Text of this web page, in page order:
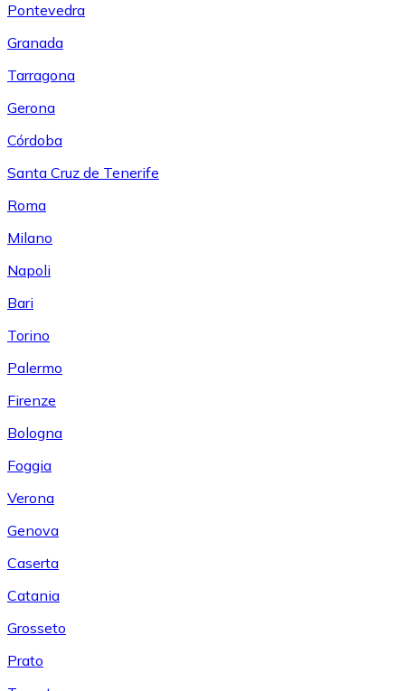
Pontevedra
Granada
Tarragona
Gerona
Córdoba
Santa Cruz de Tenerife
Roma
Milano
Napoli
Bari
Torino
Palermo
Firenze
Bologna
Foggia
Verona
Genova
Caserta
Catania
Grosseto
Prato